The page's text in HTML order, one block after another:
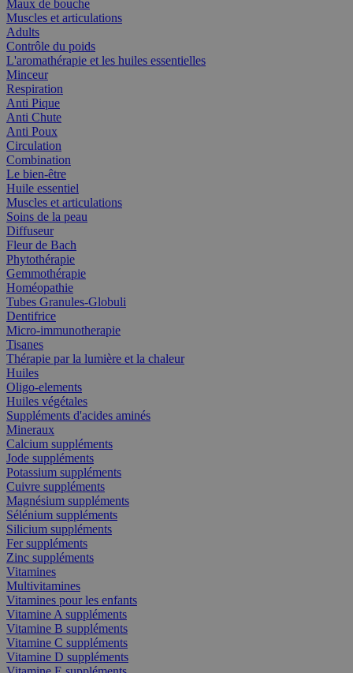
Maux de bouche
Muscles et articulations
Adults
Contrôle du poids
L'aromathérapie et les huiles essentielles
Minceur
Respiration
Anti Pique
Anti Chute
Anti Poux
Circulation
Combination
Le bien-être
Huile essentiel
Muscles et articulations
Soins de la peau
Diffuseur
Fleur de Bach
Phytothérapie
Gemmothérapie
Homéopathie
Tubes Granules-Globuli
Dentifrice
Micro-immunotherapie
Tisanes
Thérapie par la lumière et la chaleur
Huiles
Oligo-elements
Huiles végétales
Suppléments d'acides aminés
Mineraux
Calcium suppléments
Jode suppléments
Potassium suppléments
Cuivre suppléments
Magnésium suppléments
Sélénium suppléments
Silicium suppléments
Fer suppléments
Zinc suppléments
Vitamines
Multivitamines
Vitamines pour les enfants
Vitamine A suppléments
Vitamine B suppléments
Vitamine C suppléments
Vitamine D suppléments